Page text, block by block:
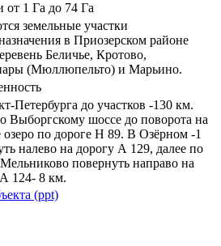
от 1 Га до 74 Га
земельные участки
в Приозерском районе
Беличье, Кротово,
(Мюллюпельто) и Марьино.
Петербурга до участков -130 км.
Выборгскому шоссе до поворота на
по дороге Н 89. В Озёрном -1
налево на дорогу А 129, далее по
повернуть направо на
124- 8 км.
(ppt)